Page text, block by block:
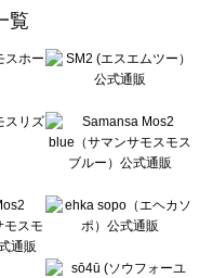
サリー一覧
覧
リー一覧
覧